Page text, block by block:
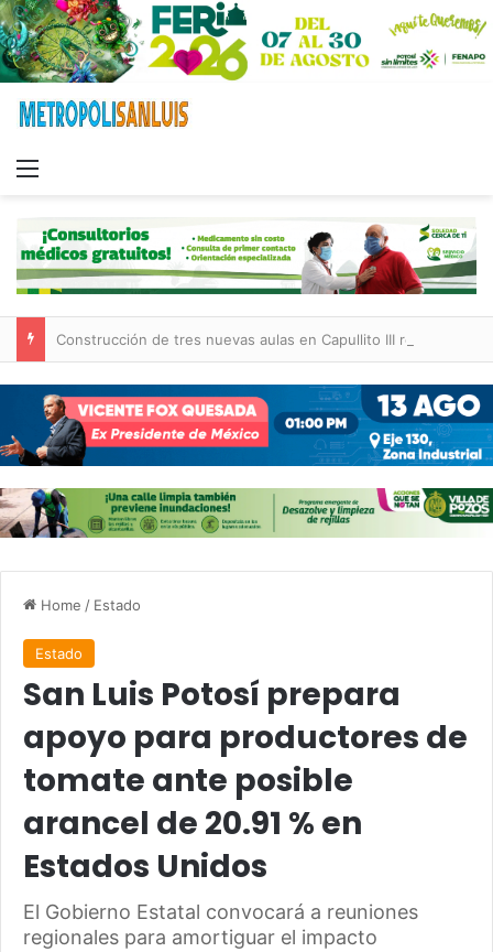
Home / Estado
Estado
San Luis Potosí prepara
apoyo para productores de
tomate ante posible
arancel de 20.91 % en
Estados Unidos
El Gobierno Estatal convocará a reuniones
regionales para amortiguar el impacto